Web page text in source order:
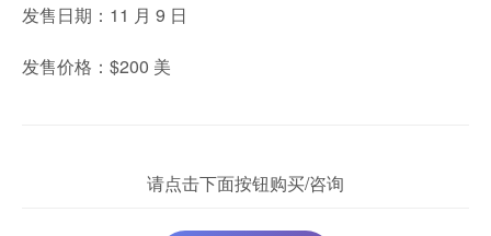
发售日期：11 月 9 日
发售价格：$200 美
请点击下面按钮购买/咨询